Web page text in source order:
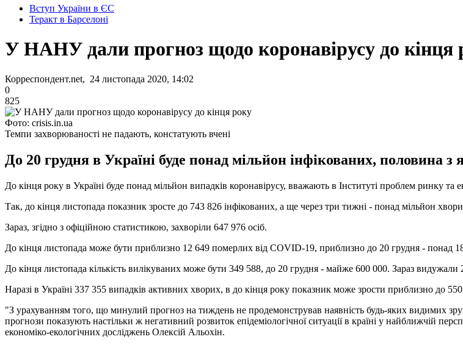
Вступ України в ЄС
Теракт в Барселоні
У НАНУ дали прогноз щодо коронавірусу до кінця
Корреспондент.net, 24 листопада 2020, 14:02
0
825
Фото: crisis.in.ua
Темпи захворюваності не падають, констатують вчені
До 20 грудня в Україні буде понад мільйон інфікованих, половина з
До кінця року в Україні буде понад мільйон випадків коронавірусу, вважають в Інституті проблем ринку та
Так, до кінця листопада показник зросте до 743 826 інфікованих, а ще через три тижні - понад мільйон
Зараз, згідно з офіційною статистикою, захворіли 647 976 осіб.
До кінця листопада може бути приблизно 12 649 померлих від COVID-19, приблизно до 20 грудня - понад
До кінця листопада кількість вилікуваних може бути 349 588, до 20 грудня - майже 600 000. Зараз видужали
Наразі в Україні 337 355 випадків активних хворих, в до кінця року показник може зрости приблизно до
"З урахуванням того, що минулий прогноз на тиждень не продемонстрував наявність будь-яких видимих
прогнози показують настільки ж негативний розвиток епідеміологічної ситуації в країні у найближчій
економіко-екологічних досліджень Олексій Альохін.